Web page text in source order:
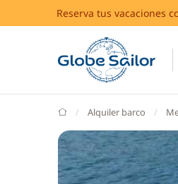
Reserva tus vacaciones
GlobeSailor
Alquiler barco